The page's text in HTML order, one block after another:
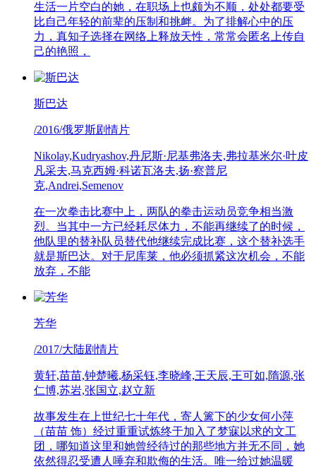
生活一片空白的她，在职场上也颇为不顺，处处都要受
比自己年轻的前辈的压制和挑衅。为了排解心中的压
力，真知子选择在网络上释放天性，常常会匿名上传自
己的艳照，
斯巴达
/2016/俄罗斯剧情片
Nikolay,Kudryashov,丹尼斯·尼基弗洛夫,弗拉基米尔·叶皮
凡采夫,马克西姆·科诺瓦洛夫,扬·察普尼
克,Andrei,Semenov
在一次拳击比赛中上，两队的拳击运动员竞争相当激
烈。当其中一方已经耗尽体力，不能再继续了的时候，
他队里的替补队员替代他继续完成比赛，这个替补选手
就是斯巴达。对于尼库莱，他必须抓紧这次机会，不能
放弃，不能
芳华
/2017/大陆剧情片
黄轩,苗苗,钟楚曦,杨采钰,李晓峰,王天辰,王可如,隋源,张
仁博,苏岩,张国立,赵立新
故事发生在上世纪七十年代，寄人篱下的少女何小萍
（苗苗 饰）经过重重试炼终于加入了梦寐以求的文工
团，哪知道这里和她曾经待过的那些地方并无不同，她
依然得忍受遭人唾弃和欺侮的生活。唯一给过她温暖